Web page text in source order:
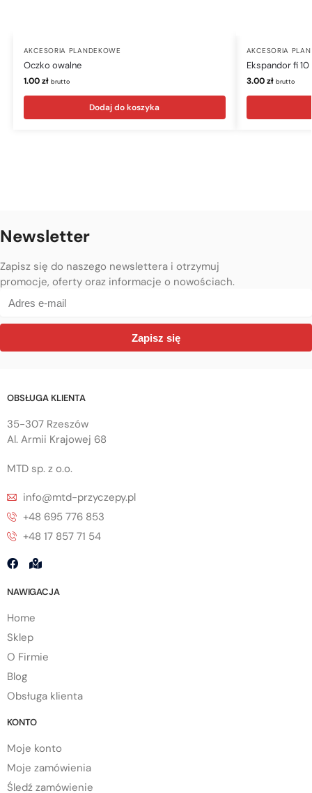
AKCESORIA PLANDEKOWE
Oczko owalne
1.00zł brutto
Dodaj do koszyka
AKCESORIA
Ekspandor fi 10
3.00zł brutto
Newsletter
Zapisz się do naszego newslettera i otrzymuj
promocje, oferty oraz informacje o nowościach.
Zapisz się
OBSŁUGA KLIENTA
35-307 Rzeszów
Al. Armii Krajowej 68
MTD sp. z o.o.
info@mtd-przyczepy.pl
+48 695 776 853
+48 17 857 71 54
NAWIGACJA
Home
Sklep
O Firmie
Blog
Obsługa klienta
KONTO
Moje konto
Moje zamówienia
Śledź zamówienie